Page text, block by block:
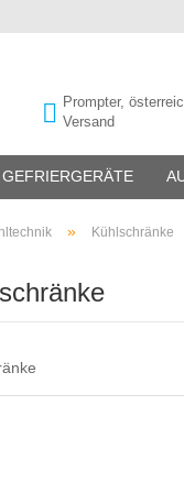
Prompter,
Versand
Laborkühlschränke
» Kühlschränke